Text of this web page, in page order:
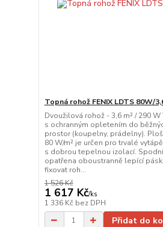
Topná rohož FENIX LDTS 80W/
Dvoužilová rohož - 3,6 m² / 290
s ochranným opletením do
prostor (koupelny, prádelny).
80 W/m² je určen pro trvalé
s dobrou tepelnou izolací.
opatřena oboustranně lepící
fixovat roh...
1 526 Kč
1 617 Kč/ks
1 336 Kč bez DPH
Přidat do